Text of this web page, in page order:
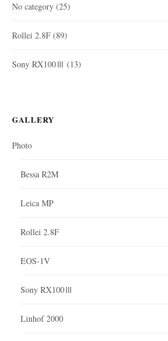
No category (25)
Rollei 2.8F (89)
Sony RX100Ⅲ (13)
GALLERY
Photo
Bessa R2M
Leica MP
Rollei 2.8F
EOS-1V
Sony RX100Ⅲ
Linhof 2000